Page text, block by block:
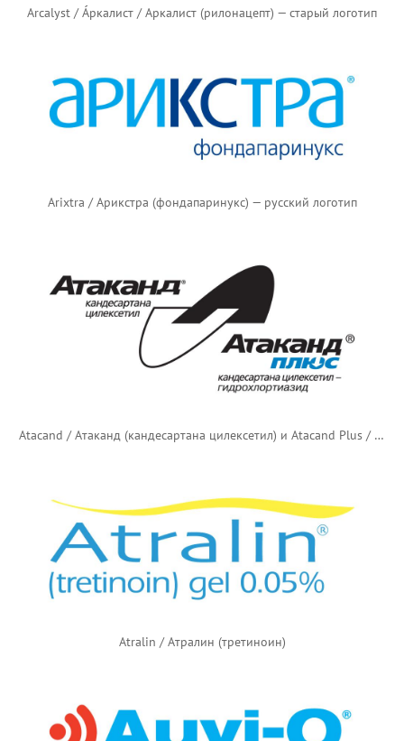
Arcalyst / Áркалист / Аркалист (рилонацепт) — старый логотип
Arixtra / Арикстра (фондапаринукс) — русский логотип
Atacand / Атаканд (кандесартана цилексетил) и Atacand Plus / Атаканд Плюс (кандесартана цилексетил + гидрохлоротиазид) — русский логотип
Atralin / Атралин (третиноин)